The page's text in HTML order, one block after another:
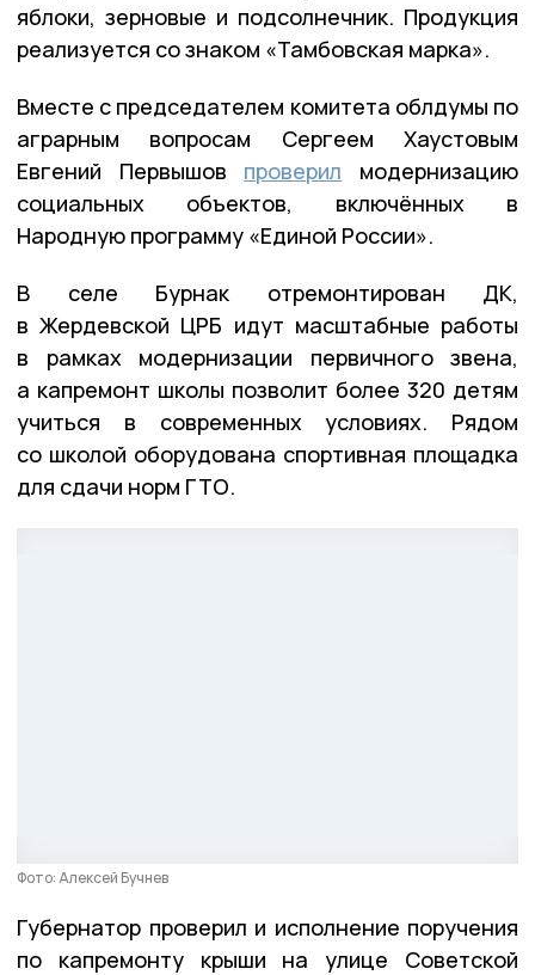
яблоки, зерновые и подсолнечник. Продукция
реализуется со знаком «Тамбовская марка».
Вместе с председателем комитета облдумы по
аграрным вопросам Сергеем Хаустовым
Евгений Первышов проверил модернизацию
социальных объектов, включённых в
Народную программу «Единой России».
В селе Бурнак отремонтирован ДК,
в Жердевской ЦРБ идут масштабные работы
в рамках модернизации первичного звена,
а капремонт школы позволит более 320 детям
учиться в современных условиях. Рядом
со школой оборудована спортивная площадка
для сдачи норм ГТО.
Фото: Алексей Бучнев
Губернатор проверил и исполнение поручения
по капремонту крыши на улице Советской